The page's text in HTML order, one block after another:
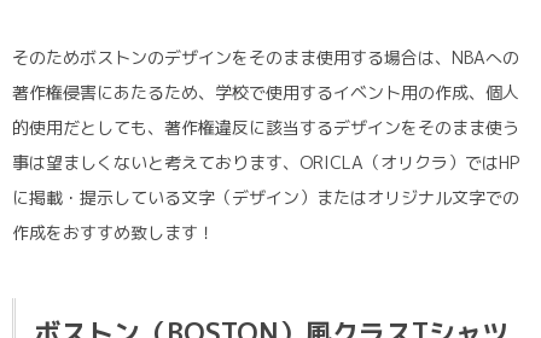
そのためボストンのデザインをそのまま使用する場合は、NBAへの
著作権侵害にあたるため、学校で使用するイベント用の作成、個人
的使用だとしても、著作権違反に該当するデザインをそのまま使う
事は望ましくないと考えております、ORICLA（オリクラ）ではHP
に掲載・提示している文字（デザイン）またはオリジナル文字での
作成をおすすめ致します！